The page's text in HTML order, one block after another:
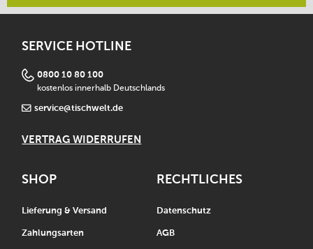
SERVICE HOTLINE
0800 10 80 100
kostenlos innerhalb Deutschlands
service@tischwelt.de
VERTRAG WIDERRUFEN
SHOP
Lieferung & Versand
Zahlungsarten
RECHTLICHES
Datenschutz
AGB